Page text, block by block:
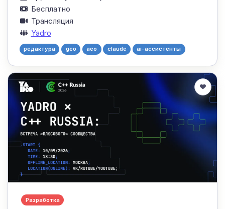
Бесплатно
Трансляция
Yadro
редактура geo aeo claude ai-ассистенты
Разработка